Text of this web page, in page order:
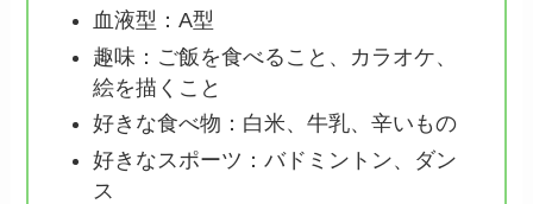
血液型：A型
趣味：ご飯を食べること、カラオケ、
絵を描くこと
好きな食べ物：白米、牛乳、辛いもの
好きなスポーツ：バドミントン、ダン
ス